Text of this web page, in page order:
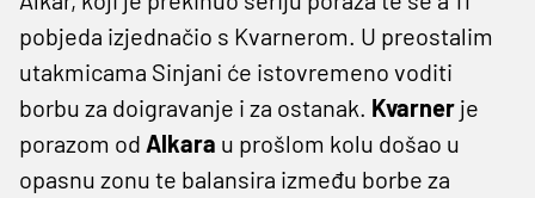
pobjeda izjednačio s Kvarnerom. U preostalim
utakmicama Sinjani će istovremeno voditi
borbu za doigravanje i za ostanak. Kvarner je
porazom od Alkara u prošlom kolu došao u
opasnu zonu te balansira između borbe za